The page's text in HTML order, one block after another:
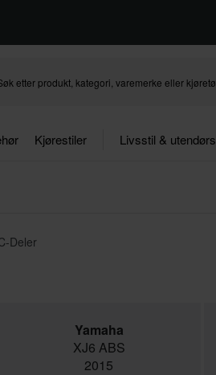
Kjørestiler Livsstil & utendørs
Deler
Yamaha
XJ6 ABS
2015